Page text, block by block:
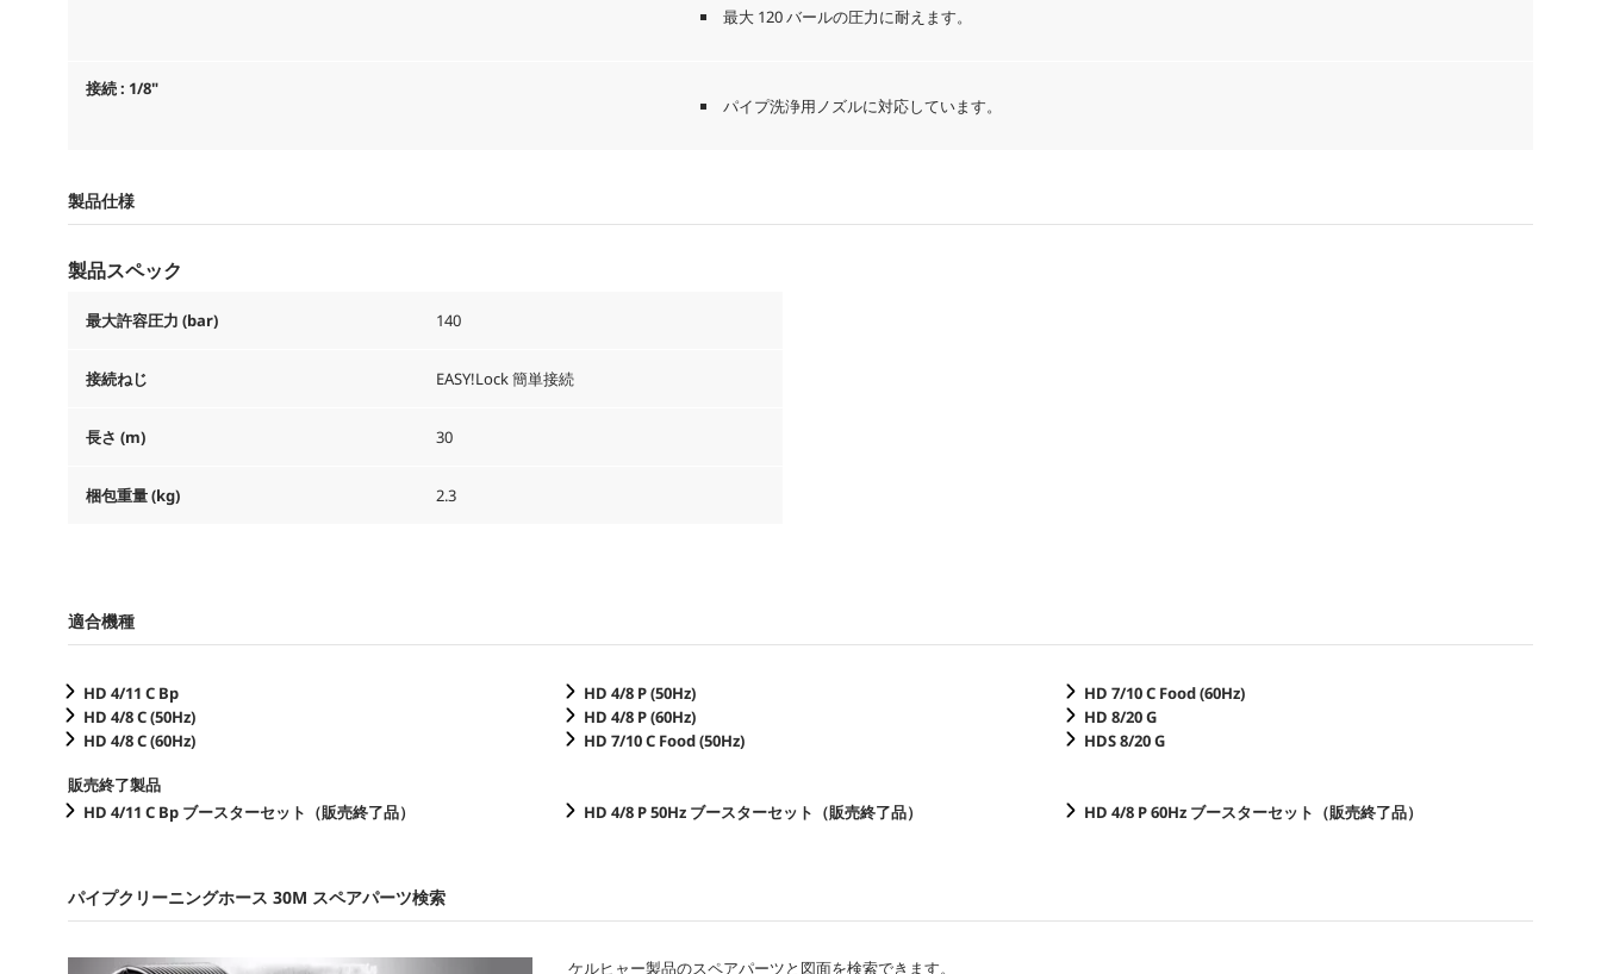
最大 120 バールの圧力に耐えます。
接続 : 1/8"
パイプ洗浄用ノズルに対応しています。
製品仕様
製品スペック
最大許容圧力 (bar) 140
接続ねじ EASY!Lock簡単接続
長さ (m) 30
梱包重量 (kg) 2.3
適合機種
HD 4/11 C Bp
HD 4/8 C (50Hz)
HD 4/8 C (60Hz)
HD 4/8 P (50Hz)
HD 4/8 P (60Hz)
HD 7/10 C Food (50Hz)
HD 7/10 C Food (60Hz)
HD 8/20 G
HDS 8/20 G
販売終了製品
HD 4/11 C Bp ブースターセット（販売終了品）
HD 4/8 P50Hz ブースターセット（販売終了品） HD 4/8 P60Hz ブースターセット（販売終了品）
パイプクリーニングホース 30M スペアパーツ検索
ケルヒャー製品のスペアパーツと図面を検索できます。